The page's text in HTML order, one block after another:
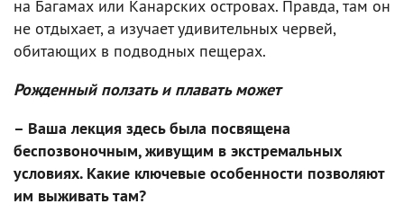
на Багамах или Канарских островах. Правда, там он
не отдыхает, а изучает удивительных червей,
обитающих в подводных пещерах.
Рожденный ползать и плавать может
– Ваша лекция здесь была посвящена
беспозвоночным, живущим в экстремальных
условиях. Какие ключевые особенности позволяют
им выживать там?